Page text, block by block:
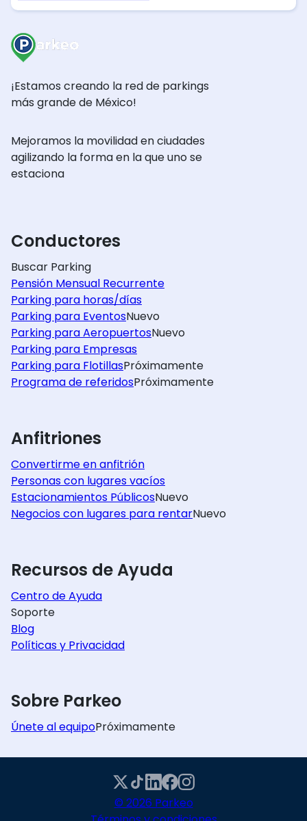
¡Estamos creando la red de parkings
más grande de México!
Mejoramos la movilidad en ciudades
agilizando la forma en la que uno se
estaciona
Conductores
Buscar Parking
Pensión Mensual Recurrente
Parking para horas/días
Parking para EventosNuevo
Parking para AeropuertosNuevo
Parking para Empresas
Parking para FlotillasPróximamente
Programa de referidosPróximamente
Anfitriones
Convertirme en anfitrión
Personas con lugares vacíos
Estacionamientos PúblicosNuevo
Negocios con lugares para rentarNuevo
Recursos de Ayuda
Centro de Ayuda
Soporte
Blog
Políticas y Privacidad
Sobre Parkeo
Únete al equipoPróximamente
© 2026 Parkeo